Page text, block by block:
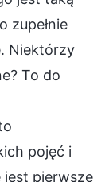
zupełnie
Niektórzy
To do
pojęć i
pierwsze